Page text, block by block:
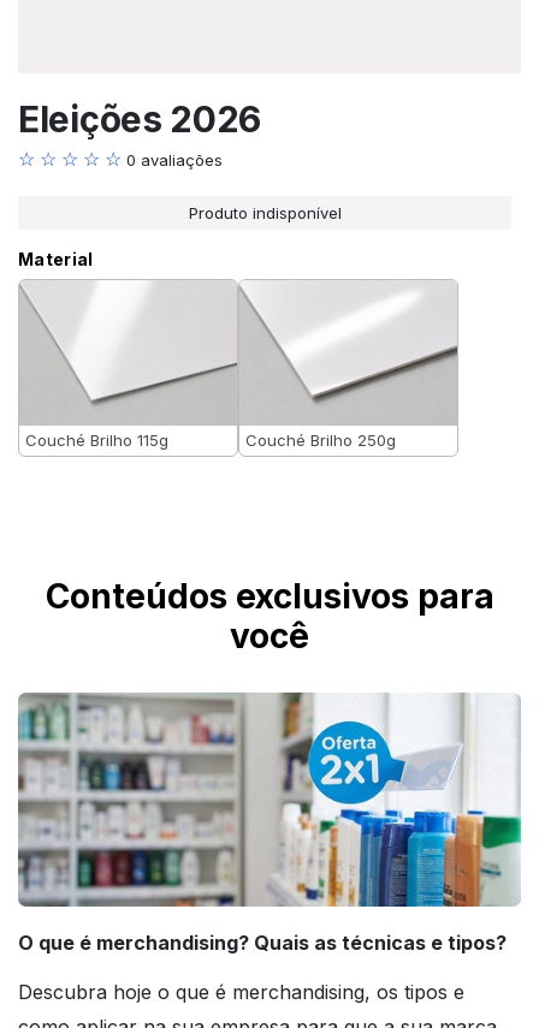
Eleições 2026
☆ ☆ ☆ ☆ ☆ 0 avaliações
Produto indisponível
Material
Couché Brilho 115g Couché Brilho 250g
Conteúdos exclusivos para
você
O que é merchandising? Quais as técnicas e tipos?
Descubra hoje o que é merchandising, os tipos e